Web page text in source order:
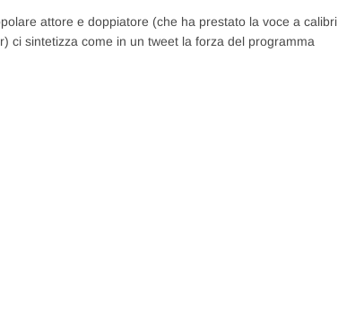
attore e doppiatore (che ha prestato la voce a calibri
ci sintetizza come in un tweet la forza del programma